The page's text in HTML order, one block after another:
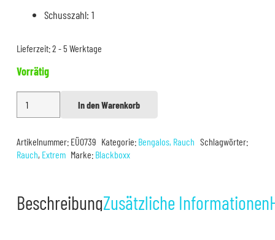
Schusszahl: 1
Lieferzeit:2 - 5 Werktage
Vorrätig
Ultra
Rauchtopf
Menge
In den Warenkorb
Alternative:
Artikelnummer: EÜ0739 Kategorie: Bengalos, Rauch Schlagwörter:
Rauch, Extrem Marke: Blackboxx
BeschreibungZusätzliche Informationen